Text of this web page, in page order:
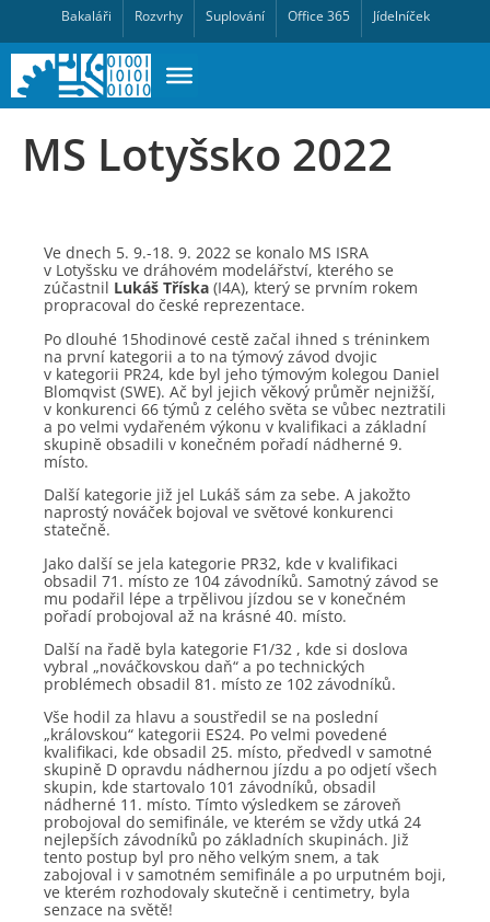
Bakaláři Rozvrhy Suplování Office 365 Jídelníček
MS Lotyšsko 2022
Ve dnech 5. 9.-18. 9. 2022 se konalo MS ISRA
v Lotyšsku ve dráhovém modelářství, kterého se
zúčastnil Lukáš Tříska (I4A), který se prvním rokem
propracoval do české reprezentace.
Po dlouhé 15hodinové cestě začal ihned s tréninkem
na první kategorii a to na týmový závod dvojic
v kategorii PR24, kde byl jeho týmovým kolegou Daniel
Blomqvist (SWE). Ač byl jejich věkový průměr nejnižší,
v konkurenci 66 týmů z celého světa se vůbec neztratili
a po velmi vydařeném výkonu v kvalifikaci a základní
skupině obsadili v konečném pořadí nádherné 9.
místo.
Další kategorie již jel Lukáš sám za sebe. A jakožto
naprostý nováček bojoval ve světové konkurenci
statečně.
Jako další se jela kategorie PR32, kde v kvalifikaci
obsadil 71. místo ze 104 závodníků. Samotný závod se
mu podařil lépe a trpělivou jízdou se v konečném
pořadí probojoval až na krásné 40. místo.
Další na řadě byla kategorie F1/32 , kde si doslova
vybral „nováčkovskou daň“ a po technických
problémech obsadil 81. místo ze 102 závodníků.
Vše hodil za hlavu a soustředil se na poslední
„královskou“ kategorii ES24. Po velmi povedené
kvalifikaci, kde obsadil 25. místo, předvedl v samotné
skupině D opravdu nádhernou jízdu a po odjetí všech
skupin, kde startovalo 101 závodníků, obsadil
nádherné 11. místo. Tímto výsledkem se zároveň
probojoval do semifinále, ve kterém se vždy utká 24
nejlepších závodníků po základních skupinách. Již
tento postup byl pro něho velkým snem, a tak
zabojoval i v samotném semifinále a po urputném boji,
ve kterém rozhodovaly skutečně i centimetry, byla
senzace na světě!